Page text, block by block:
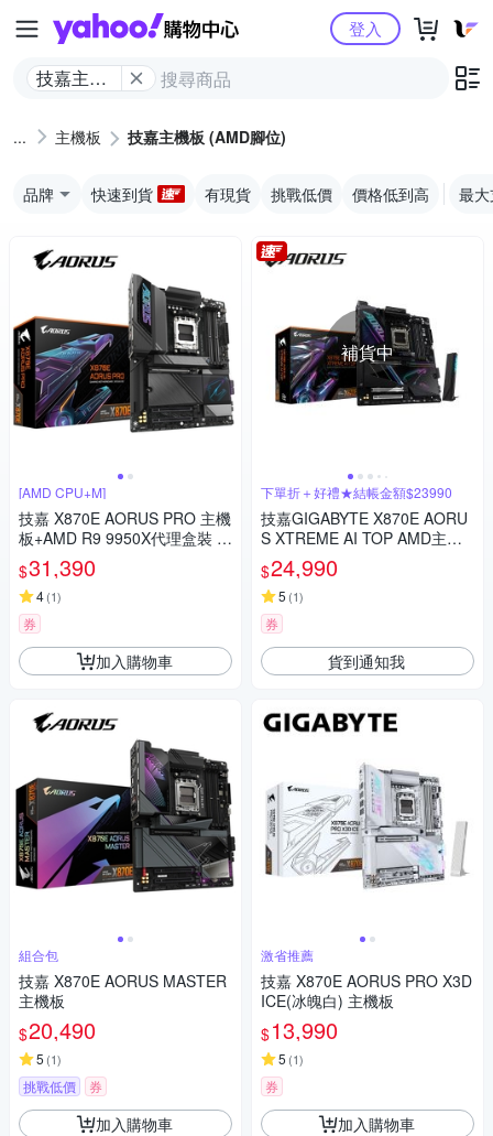
Yahoo購物中心
技嘉主機
腳位)
登入
主機板 技嘉主機板 (AMD腳位)
品牌 快速到貨 有現貨 挑戰低價 價格低到高 最
[AMD CPU+M]
技嘉 X870E AORUS PRO 主機
板+AMD R9 9950X代理盒裝 1
6核 32緒 中央處理器
$31,390
4(1)
券
加入購物車
組合包
技嘉 X870E AORUS MASTER
主機板
$20,490
5 (1)
挑戰低價 券
加入購物車
補貨中
下單折＋好禮★結帳金額$23990
技嘉GIGABYTE X870E AORU
S XTREME AI TOP AMD主機
板(下單再折)
$24,990
5 (1)
券
貨到通知我
激省推薦
技嘉 X870E AORUS PRO X3D
ICE(冰魄白) 主機板
$13,990
5 (1)
券
加入購物車